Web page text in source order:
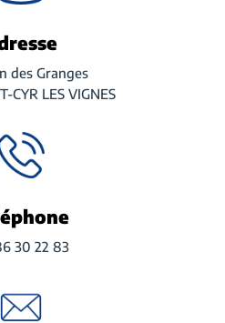
des Granges
CYR LES VIGNES
30 22 83